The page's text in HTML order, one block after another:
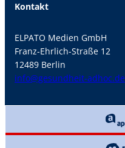
Kontakt
ELPATO Medien GmbH
Franz-Ehrlich-Straße 12
12489 Berlin
info@gesundheit-adhoc.de